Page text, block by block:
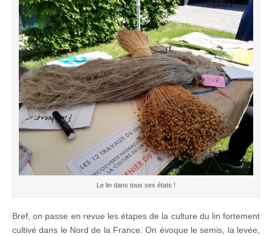
Le lin dans tous ses états !
Bref, on passe en revue les étapes de la culture du lin fortement
cultivé dans le Nord de la France. On évoque le semis, la levée,